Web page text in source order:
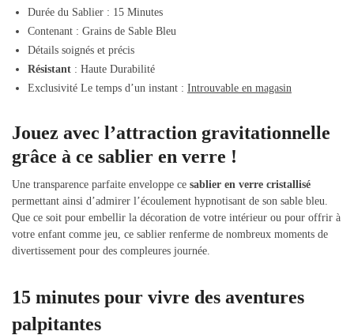
Durée du Sablier : 15 Minutes
Contenant : Grains de Sable Bleu
Détails soignés et précis
Résistant : Haute Durabilité
Exclusivité Le temps d’un instant : Introuvable en magasin
Jouez avec l’attraction gravitationnelle
grâce à ce sablier en verre !
Une transparence parfaite enveloppe ce sablier en verre cristallisé
permettant ainsi d’admirer l’écoulement hypnotisant de son sable bleu.
Que ce soit pour embellir la décoration de votre intérieur ou pour offrir à
votre enfant comme jeu, ce sablier renferme de nombreux moments de
divertissement pour des compleures journée.
15 minutes pour vivre des aventures
palpitantes